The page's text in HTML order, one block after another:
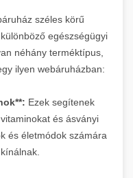
széles körű
egészségügyi
néhány terméktípus,
ilyen webáruházban:
Ezek segítenek
és ásványi
és életmódok számára